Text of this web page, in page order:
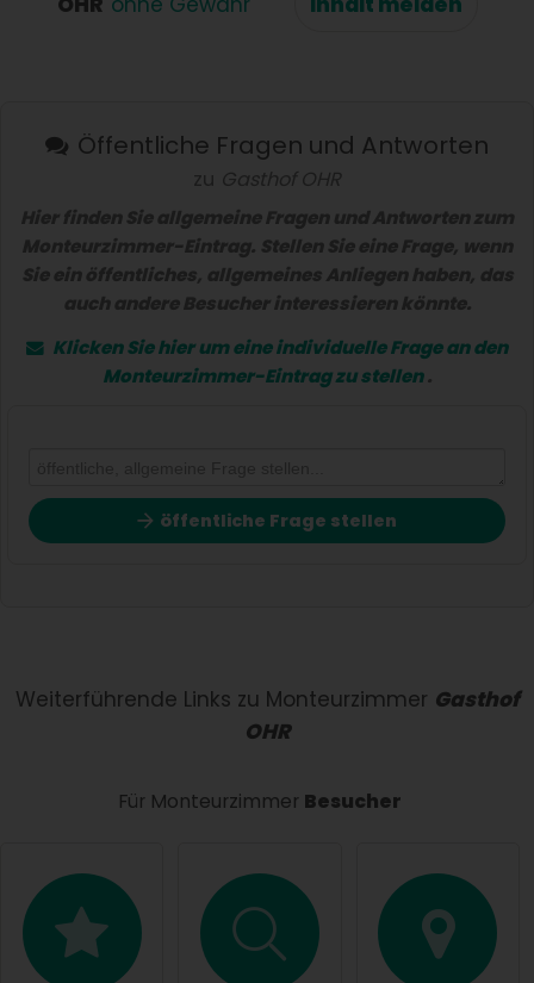
Öffentliche Fragen und Antworten
zu Gasthof OHR
Hier finden Sie allgemeine Fragen und Antworten zum
Monteurzimmer-Eintrag. Stellen Sie eine Frage, wenn
Sie ein öffentliches, allgemeines Anliegen haben, das
auch andere Besucher interessieren könnte.
Klicken Sie hier um eineindividuelle Fragean den
Monteurzimmer-Eintrag zu stellen.
öffentliche Frage stellen
Hiermit akzeptiere ich dieAGB .
Die Datenschutzerklärung
habe ich zur Kenntnis
Weiterführende Links zu Monteurzimmer Gasthof
OHR
Für Monteurzimmer Besucher